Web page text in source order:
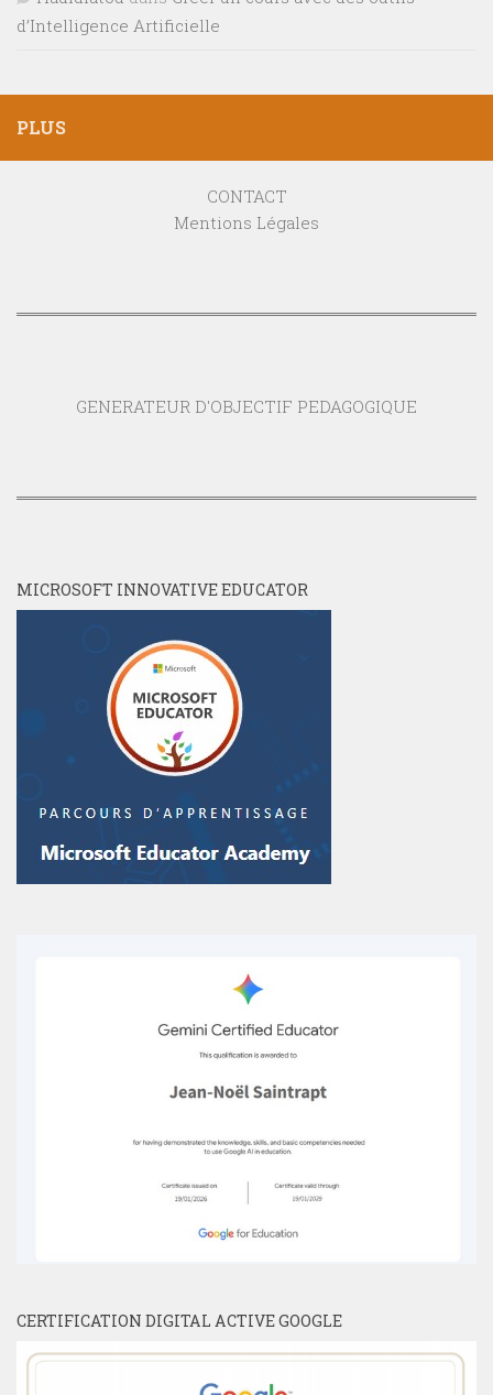
d’Intelligence Artificielle
PLUS
CONTACT
Mentions Légales
GENERATEUR D'OBJECTIF PEDAGOGIQUE
MICROSOFT INNOVATIVE EDUCATOR
CERTIFICATION DIGITAL ACTIVE GOOGLE